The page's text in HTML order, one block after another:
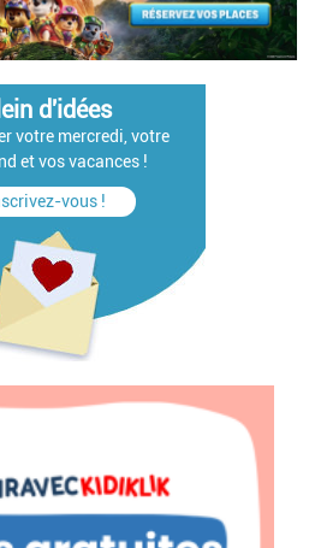
d'idées
votre mercredi, votre
et vos vacances !
vous !